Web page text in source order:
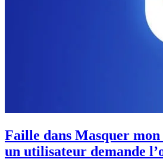
Faille dans Masquer mon
un utilisateur demande